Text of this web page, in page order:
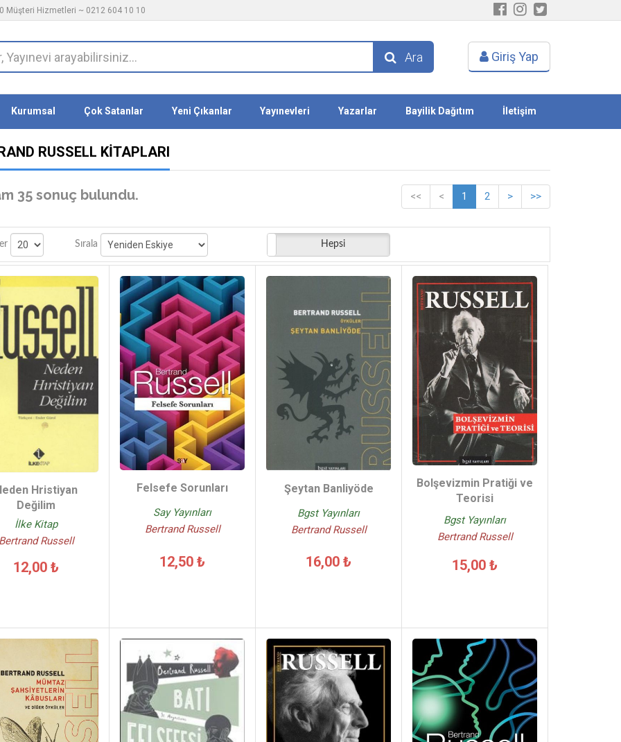
Müşteri Hizmetleri ~ 0212 604 10 10
Ara Giriş Yap
Kurumsal Çok Satanlar Yeni Çıkanlar Yayınevleri Yazarlar Bayilik Dağıtım İletişim
RUSSELL KITAPLARI
35 sonuç bulundu. << < 1 2 > >>
Sırala Stoktakiler Hepsi
Hristiyan
Değilim
İlke Kitap
Russell
12,00 ₺
Felsefe Sorunları
Say Yayınları
Bertrand Russell
12,50 ₺
Şeytan Banliyöde
Bgst Yayınları
Bertrand Russell
16,00 ₺
Bolşevizmin Pratiği ve
Teorisi
Bgst Yayınları
Bertrand Russell
15,00 ₺